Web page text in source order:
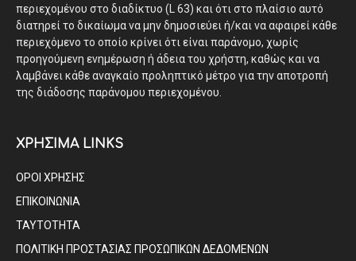
περιεχομένου στο διαδίκτυο (L 63) και ότι στο πλαίσιο αυτό
διατηρεί το δικαίωμα να μην δημοσιεύει ή/και να αφαιρεί κάθε
περιεχόμενο το οποίο κρίνει ότι είναι παράνομο, χωρίς
προηγούμενη ενημέρωση ή άδεια του χρήστη, καθώς και να
λαμβάνει κάθε αναγκαίο προληπτικό μέτρο για την αποτροπή
της διάδοσης παράνομου περιεχομένου.
ΧΡΗΣΙΜΑ LINKS
ΟΡΟΙ ΧΡΗΣΗΣ
ΕΠΙΚΟΙΝΩΝΙΑ
ΤΑΥΤΟΤΗΤΑ
ΠΟΛΙΤΙΚΗ ΠΡΟΣΤΑΣΙΑΣ ΠΡΟΣΩΠΙΚΩΝ ΔΕΔΟΜΕΝΩΝ